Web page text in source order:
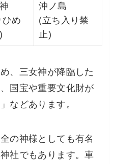
ひめ
沖ノ島
(立ち入り禁
止)
、三女神が降臨した
国宝や重要文化財が
などあります。
の神様としても有名
社でもあります。車